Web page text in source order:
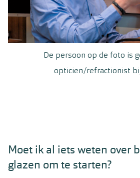
De persoon op de foto is
opticien/refractionist
Moet ik al iets weten over
glazen om te starten?